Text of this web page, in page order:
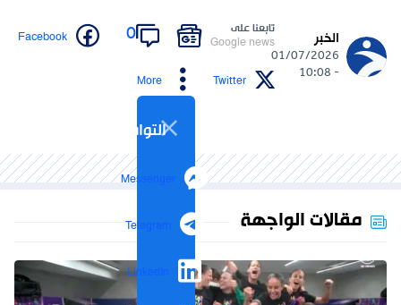
الخبر
01/07/2026
- 10:08
تابعنا على
Google news
0
Facebook
Twitter
More
التواصل الاجتماعي
Messenger
Telegram
LinkedIn
مقالات الواجهة